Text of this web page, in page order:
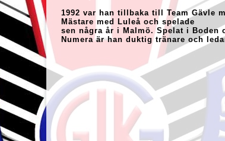
1992 var han tillbaka till Team Gävle
Mästare med Luleå och spelade
sen några år i Malmö. Spelat i
Numera är han duktig tränare och